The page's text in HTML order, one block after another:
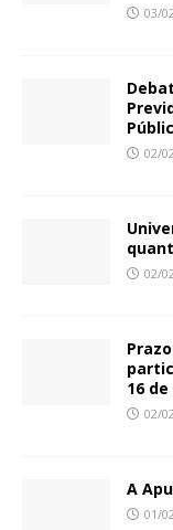
03/
02/
02/
16
02/
A
01/